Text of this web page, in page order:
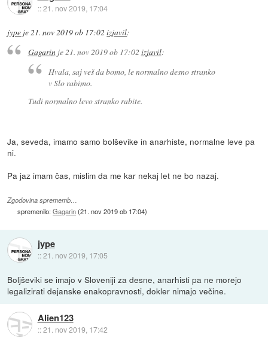
::21. nov 2019, 17:04
jype je21. nov 2019 ob 17:02 izjavil:
Gagarinje21. nov 2019 ob 17:02 izjavil:
Hvala, saj veš da bomo, le normalno desno stranko
v Slo rabimo.
Tudi normalno levo stranko rabite.
Ja, seveda, imamo samo bolševike in anarhiste, normalne leve pa
ni.
Pa jaz imam čas, mislim da me kar nekaj let ne bo nazaj.
Zgodovina sprememb…
spremenilo:Gagarin(21. nov 2019 ob 17:04)
jype
::21. nov 2019, 17:05
Boljševiki se imajo v Sloveniji za desne, anarhisti pa ne morejo
legalizirati dejanske enakopravnosti, dokler nimajo večine.
Alien123
::21. nov 2019, 17:42